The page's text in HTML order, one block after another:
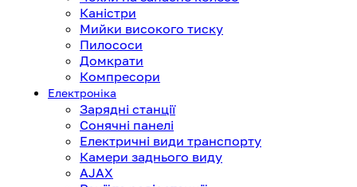
Каністри
Мийки високого тиску
Пилососи
Домкрати
Компресори
Електроніка
Зарядні станції
Сонячні панелі
Електричні види транспорту
Камери заднього виду
AJAX